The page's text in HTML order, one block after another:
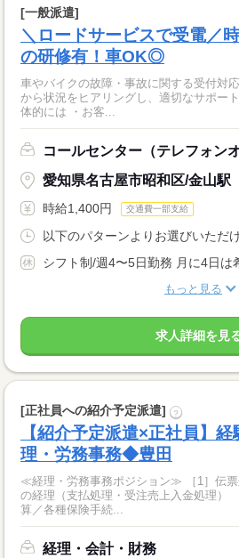
[一般派遣]
＼ロードサービスで受電／
の研修有！車OK◎
車やバイクの故障・事故に関する受付対
から状況をヒアリングし、適切なサポー
体的には ・お客...
コールセンター（テレフォン
愛知県名古屋市昭和区/金山駅
時給1,400円 交通費一部支給
以下のパターンよりお選びいただ
シフト制/週4〜5日勤務 月に4日は
もっと見る
求人詳細を見
[正社員への紹介予定派遣] ?
【紹介予定派遣×正社員】
理・労務事務◆豊田
≪経理・労務事務ポジション≫ ［1］伝
の経理（支払処理・受注売上入金処理）
算／各種保険手続...
経理・会計・財務